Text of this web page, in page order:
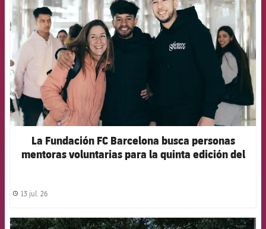
La Fundación FC Barcelona busca personas
mentoras voluntarias para la quinta edición del
label.share.clock
13 jul. 26
FCB Barcelona badge